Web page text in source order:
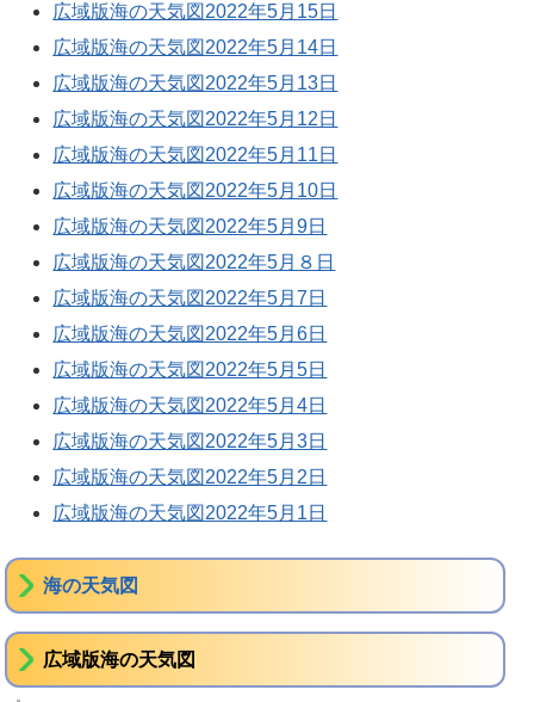
広域版海の天気図2022年5月15日
広域版海の天気図2022年5月14日
広域版海の天気図2022年5月13日
広域版海の天気図2022年5月12日
広域版海の天気図2022年5月11日
広域版海の天気図2022年5月10日
広域版海の天気図2022年5月9日
広域版海の天気図2022年5月８日
広域版海の天気図2022年5月7日
広域版海の天気図2022年5月6日
広域版海の天気図2022年5月5日
広域版海の天気図2022年5月4日
広域版海の天気図2022年5月3日
広域版海の天気図2022年5月2日
広域版海の天気図2022年5月1日
海の天気図
広域版海の天気図